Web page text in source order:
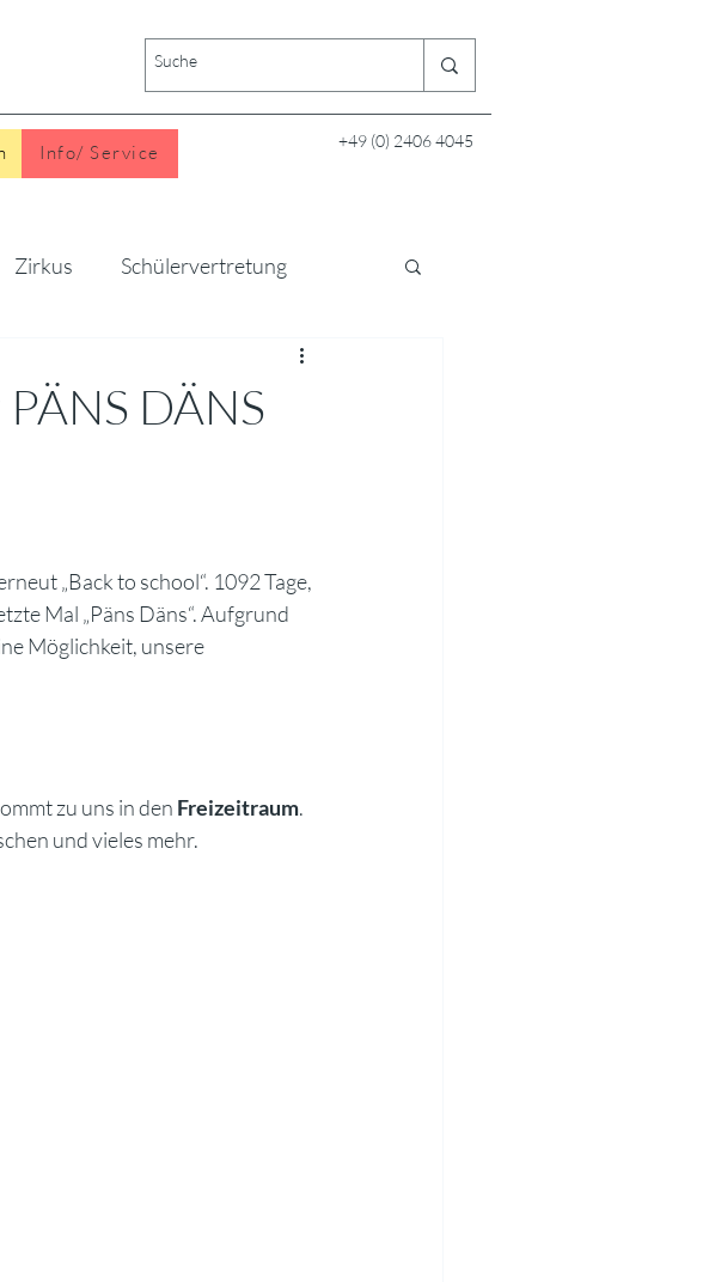
Info/ Service
+49 (0) 2406 4045
Zirkus Schülervertretung
DÄNS
„Back to school“. 1092 Tage,
Mal „Päns Däns“. Aufgrund
Möglichkeit, unsere
zu uns in den Freizeitraum.
quatschen und vieles mehr.